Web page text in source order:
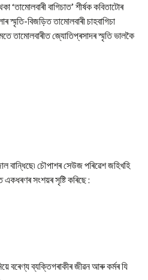
‘তামোলবাৰী বাগিচাত’ শীৰ্ষক কবিতাটোৰ
বিজড়িত তামোলবাৰী চাহবাগিচা
তামোলবাৰীত জ্যোতিপ্ৰসাদৰ স্মৃতি ভালকৈ
বান্ধিছে৷ চৌপাশৰ সেউজ পৰিৱেশ জহিখহি
সংশয়ৰ সৃষ্টি কৰিছে :
ব্যক্তিগৰাকীৰ জীৱন আৰু কৰ্মৰ যি